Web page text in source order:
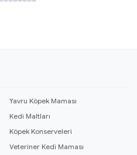
Yavru Köpek Maması
Kedi Maltları
Köpek Konserveleri
Veteriner Kedi Maması